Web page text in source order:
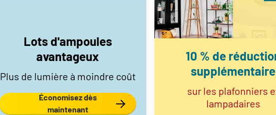
Lots d'ampoules
avantageux
Plus de lumière à moindre coût
Économisez dès
maintenant
10 % de
supplémentaire
sur les plafonniers
lampadaires